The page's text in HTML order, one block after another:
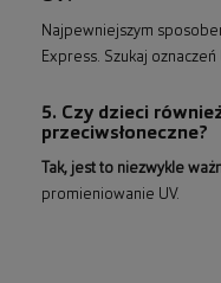
Najpewniejszym
Express. Szukaj oznaczeń
5. Czy dzieci
przeciwsłoneczne?
Tak, jest to niezwykle
promieniowanie UV.